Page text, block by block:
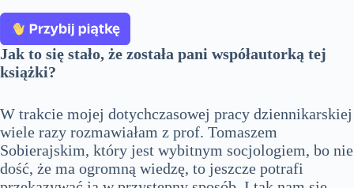
Jak to się stało, że została pani współautorką tej
książki?
W trakcie mojej dotychczasowej pracy dziennikarskiej
wiele razy rozmawiałam z prof. Tomaszem
Sobierajskim, który jest wybitnym socjologiem, bo nie
dość, że ma ogromną wiedzę, to jeszcze potrafi